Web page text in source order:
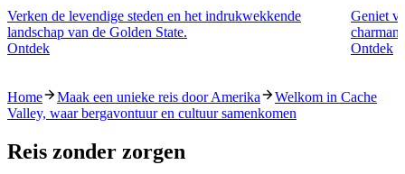
Verken de levendige steden en het indrukwekkende
landschap van de Golden State.
Ontdek
Geniet
Ontdek
Home Maak een unieke reis door Amerika
Welkom in Cache
Valley, waar bergavontuur en cultuur samenkomen
Reis zonder zorgen